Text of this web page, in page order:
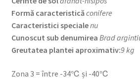
Formă caracteristicăconifere
Caracteristici specialenu
Cunoscut sub denumirea Brad
Greutatea plantei aproximativ:9 kg
Zona 3 = între -34℃ și -40℃